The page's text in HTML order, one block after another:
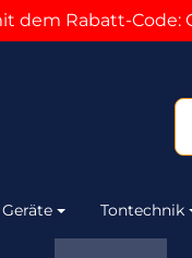
dem Rabatt-Code:
Tontechnik